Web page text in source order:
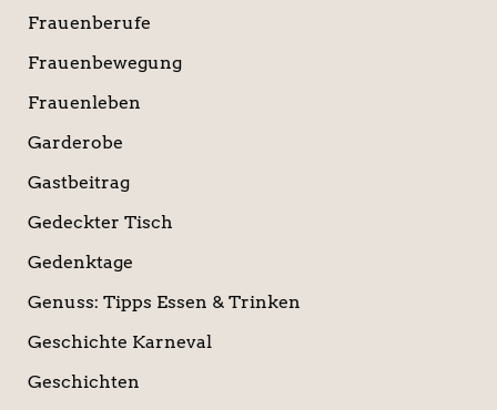
Frauenberufe
Frauenbewegung
Frauenleben
Garderobe
Gastbeitrag
Gedeckter Tisch
Gedenktage
Genuss: Tipps Essen & Trinken
Geschichte Karneval
Geschichten